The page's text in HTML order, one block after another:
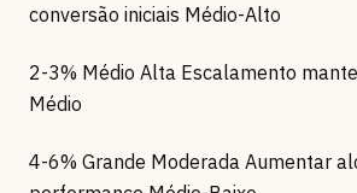
conversão iniciais Médio-Alto
2-3% Médio Alta Escalamento
Médio
4-6% Grande Moderada Aumentar